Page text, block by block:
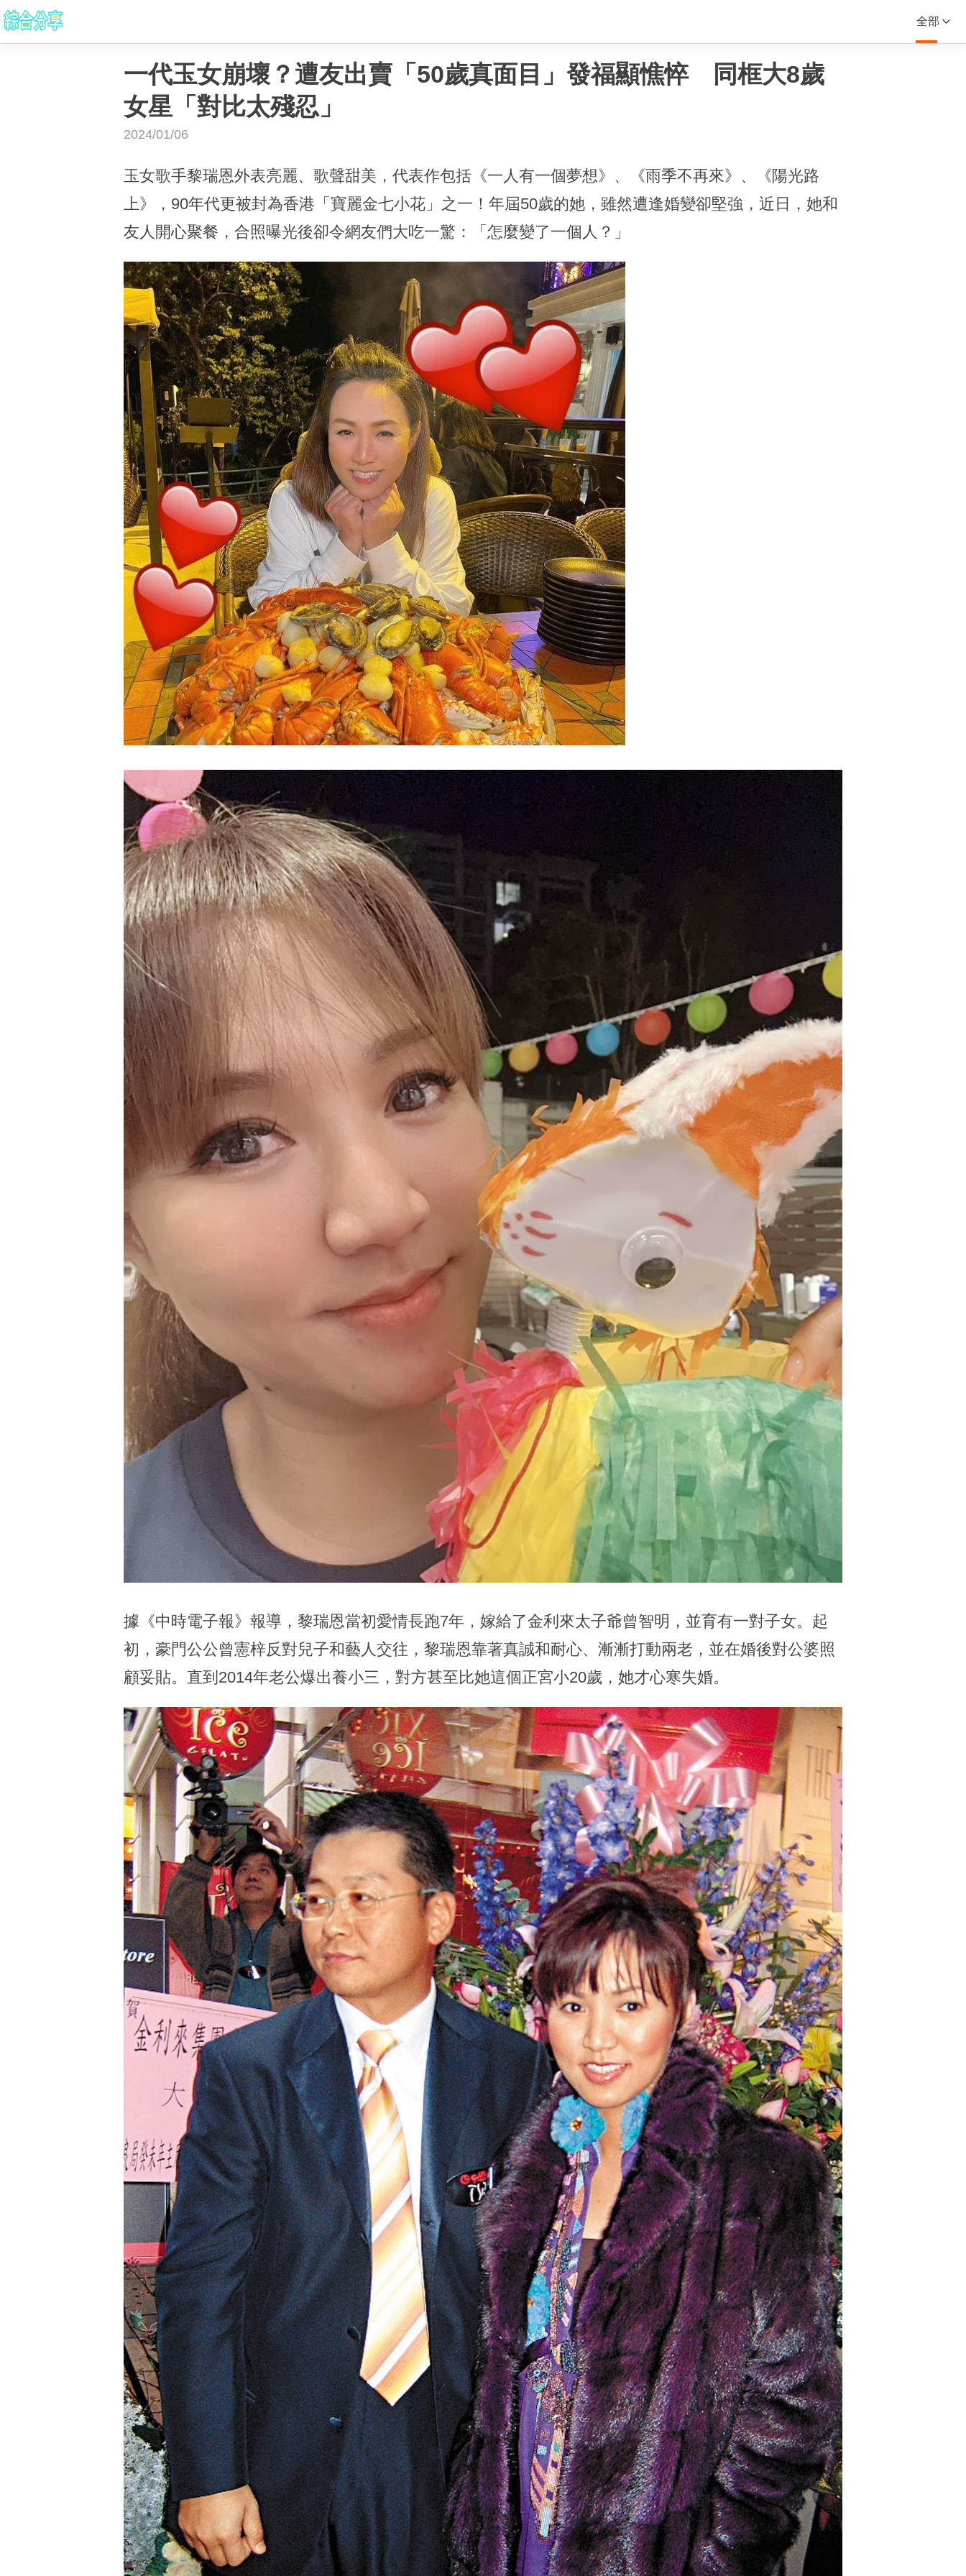
全部
一代玉女崩壞？遭友出賣「50歲真面目」發福顯憔悴 同框大8歲
女星「對比太殘忍」
2024/01/06
玉女歌手黎瑞恩外表亮麗、歌聲甜美，代表作包括《一人有一個夢想》、《雨季不再來》、《陽光路
上》，90年代更被封為香港「寶麗金七小花」之一！年屆50歲的她，雖然遭逢婚變卻堅強，近日，她和
友人開心聚餐，合照曝光後卻令網友們大吃一驚：「怎麼變了一個人？」
據《中時電子報》報導，黎瑞恩當初愛情長跑7年，嫁給了金利來太子爺曾智明，並育有一對子女。起
初，豪門公公曾憲梓反對兒子和藝人交往，黎瑞恩靠著真誠和耐心、漸漸打動兩老，並在婚後對公婆照
顧妥貼。直到2014年老公爆出養小三，對方甚至比她這個正宮小20歲，她才心寒失婚。